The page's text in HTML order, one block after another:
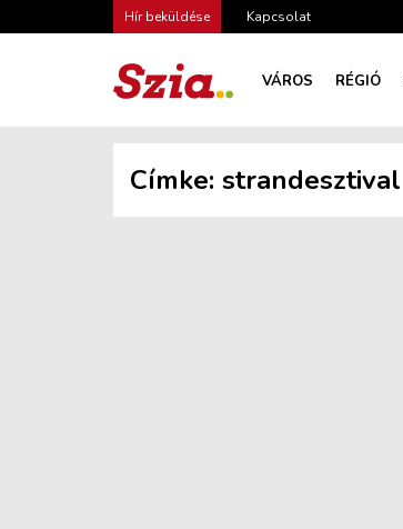
Hír beküldése Kapcsolat
VÁROS RÉGIÓ
Címke: strandesztival